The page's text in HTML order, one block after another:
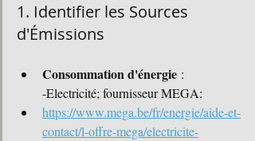
1. Identifier les Sources
d'Émissions
Consommation d'énergie :
-Electricité; fournisseur MEGA:
https://www.mega.be/fr/energie/aide-et-
contact/l-offre-mega/electricite-